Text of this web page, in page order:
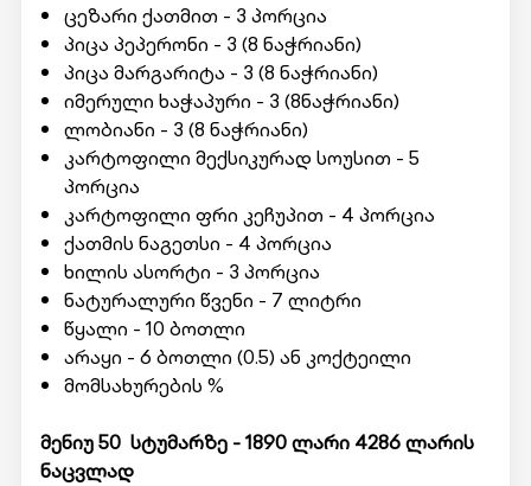
ცეზარი ქათმით - 3 პორცია
პიცა პეპერონი - 3 (8 ნაჭრიანი)
პიცა მარგარიტა - 3 (8 ნაჭრიანი)
იმერული ხაჭაპური - 3 (8ნაჭრიანი)
ლობიანი - 3 (8 ნაჭრიანი)
კარტოფილი მექსიკურად სოუსით - 5
პორცია
კარტოფილი ფრი კეჩუპით - 4 პორცია
ქათმის ნაგეთსი - 4 პორცია
ხილის ასორტი - 3 პორცია
ნატურალური წვენი - 7 ლიტრი
წყალი - 10 ბოთლი
არაყი - 6 ბოთლი (0.5) ან კოქტეილი
მომსახურების %
მენიუ 50 სტუმარზე - 1890 ლარი 4286 ლარის
ნაცვლად